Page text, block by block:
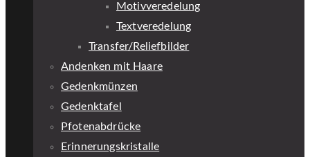
Motivveredelung
Textveredelung
Transfer/Reliefbilder
Andenken mit Haare
Gedenkmünzen
Gedenktafel
Pfotenabdrücke
Erinnerungskristalle